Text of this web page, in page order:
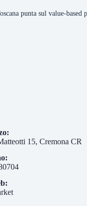
punta sul value-based
15, Cremona CR